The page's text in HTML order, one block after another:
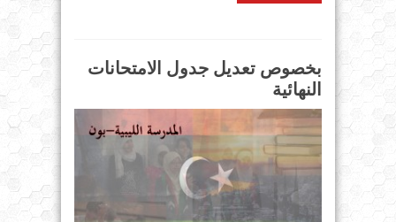
بخصوص تعديل جدول الامتحانات
النهائية